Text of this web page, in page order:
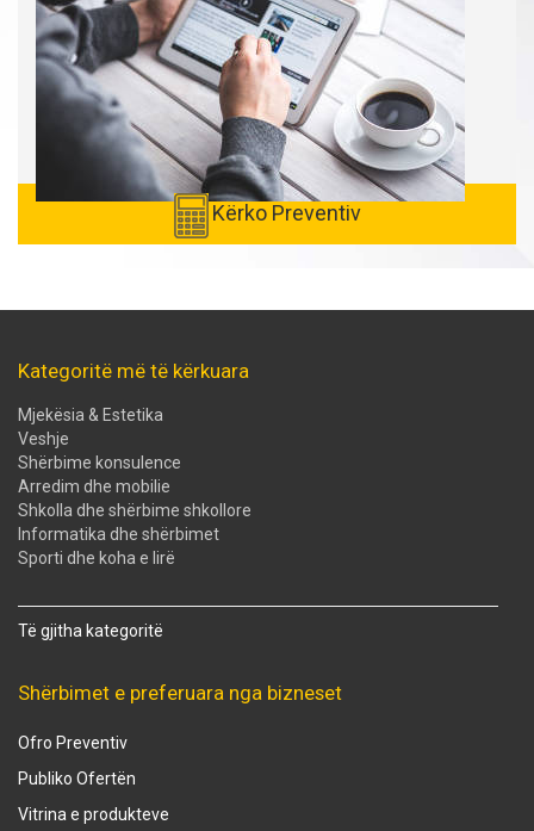
Kërko Preventiv
Kategoritë më të kërkuara
Mjekësia & Estetika
Veshje
Shërbime konsulence
Arredim dhe mobilie
Shkolla dhe shërbime shkollore
Informatika dhe shërbimet
Sporti dhe koha e lirë
Të gjitha kategoritë
Shërbimet e preferuara nga bizneset
Ofro Preventiv
Publiko Ofertën
Vitrina e produkteve